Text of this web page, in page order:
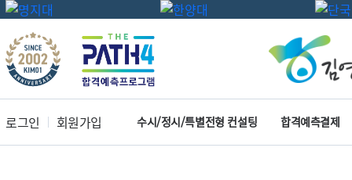
로그인 회원가입 수시/정시/특별전형 컨설팅 합격예측결제